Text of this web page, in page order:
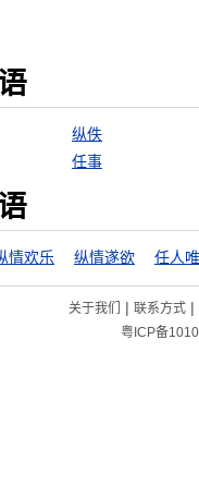
纵佚
任事
情欢乐 纵情遂欲 任人
关于我们 | 联系方式|
粤ICP备